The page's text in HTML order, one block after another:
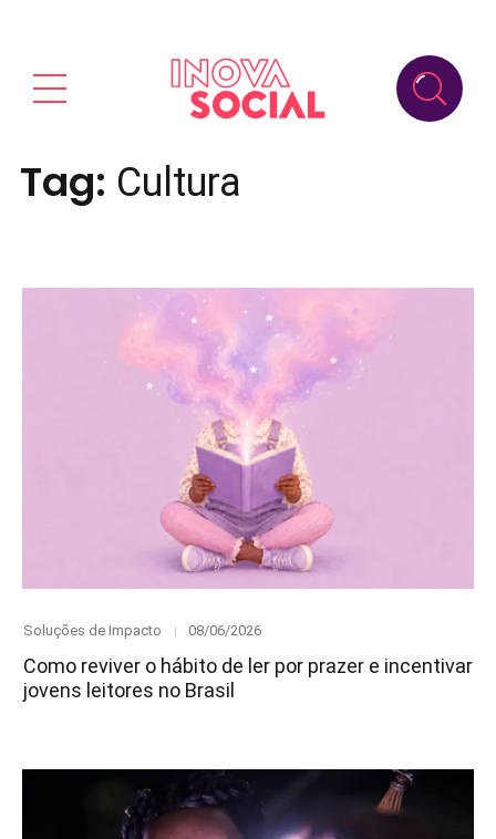
Tag: Cultura
Category
Soluções de Impacto
Posted
08/06/2026
Como reviver o hábito de ler por prazer e incentivar
jovens leitores no Brasil